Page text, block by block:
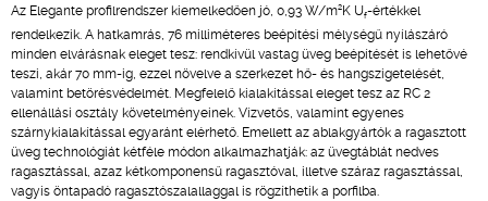
Az Elegante profilrendszer kiemelkedően jó, 0,93 W/m2 K Uf-értékkel
rendelkezik. A hatkamrás, 76 milliméteres beépítési mélységű nyílászáró
minden elvárásnak eleget tesz: rendkívül vastag üveg beépítését is lehetővé
teszi, akár 70 mm-ig, ezzel növelve a szerkezet hő- és hangszigetelését,
valamint betörésvédelmét. Megfelelő kialakítással eleget tesz az RC 2
ellenállási osztály követelményeinek. Vízvetős, valamint egyenes
szárnykialakítással egyaránt elérhető. Emellett az ablakgyártók a ragasztott
üveg technológiát kétféle módon alkalmazhatják: az üvegtáblát nedves
ragasztással, azaz kétkomponensű ragasztóval, illetve száraz ragasztással,
vagyis öntapadó ragasztószalallaggal is rögzíthetik a porfilba.